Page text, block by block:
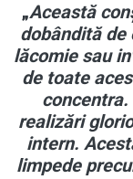
„Această
dobândită de
lăcomie sau
de toate
realizări
intern.
limpede